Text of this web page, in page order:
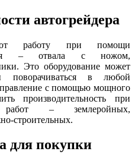
автогрейдера
работу при помощи
– отвала с ножом,
Это оборудование может
поворачиваться в любой
с помощью мощного
производительность при
– землеройных,
строительных.
для покупки